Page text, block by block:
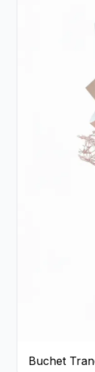
Buchet